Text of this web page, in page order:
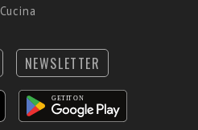
Cucina
NEWSLETTER